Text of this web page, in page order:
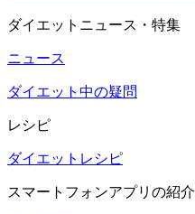
ダイエットニュース・特集
ニュース
ダイエット中の疑問
レシピ
ダイエットレシピ
スマートフォンアプリの紹介